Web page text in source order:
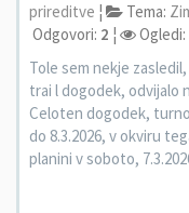
prireditve ¦ Tema:
Odgovori: 2 ¦ Ogledi:
Tole sem nekje
trai l dogodek, odvijalo
Celoten dogodek,
do 8.3.2026, v okviru
planini v soboto,